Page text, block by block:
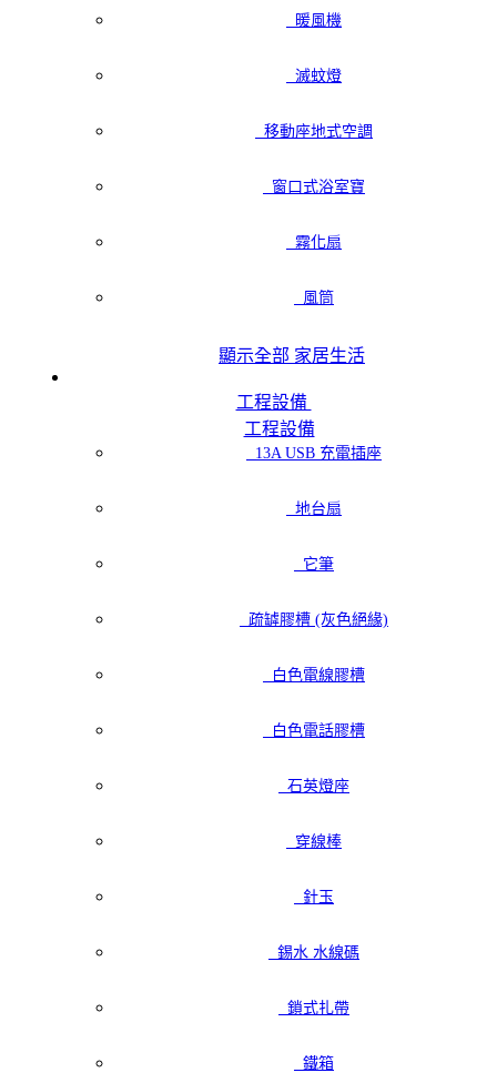
暖風機
滅蚊燈
移動座地式空調
窗口式浴室寶
霧化扇
風筒
顯示全部 家居生活
工程設備
工程設備
13A USB 充電插座
地台扇
它筆
疏罅膠槽 (灰色絕緣)
白色電線膠槽
白色電話膠槽
石英燈座
穿線棒
針玉
錫水 水線碼
鎖式扎帶
鐵箱